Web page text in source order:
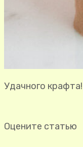
Удачного крафта!
Оцените статью